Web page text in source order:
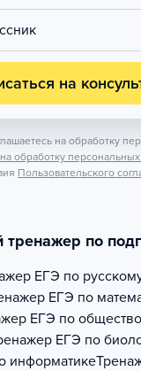
на
на обработку
обработку
Пользовательского
тренажер по
ЕГЭ по
ЕГЭ по
ЕГЭ по
ЕГЭ по
информатике